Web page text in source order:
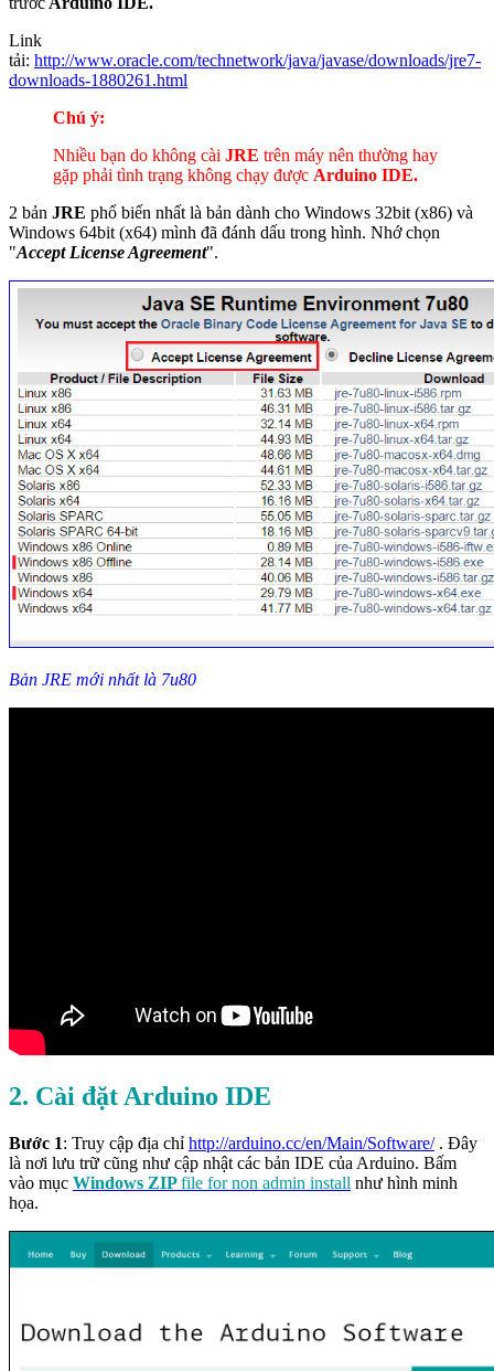
Link
tải: http://www.oracle.com/technetwork/java/javase/downloads/jre7-
downloads-1880261.html
Chú ý:
Nhiều bạn do không cài JRE trên máy nên thường hay
gặp phải tình trạng không chạy được Arduino IDE.
2 bản JRE phổ biến nhất là bản dành cho Windows 32bit (x86) và
Windows 64bit (x64) mình đã đánh dấu trong hình. Nhớ chọn
"Accept License Agreement".
Bản JRE mới nhất là 7u80
2. Cài đặt Arduino IDE
Bước 1: Truy cập địa chỉ http://arduino.cc/en/Main/Software/. Đây
là nơi lưu trữ cũng như cập nhật các bản IDE của Arduino. Bấm
vào mục Windows ZIPfile for non admin install như hình minh
họa.